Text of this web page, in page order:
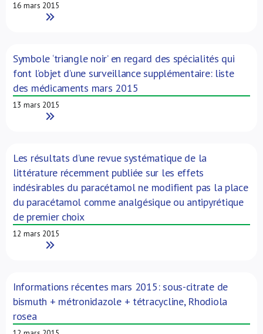
16 mars 2015
Read More
Symbole ‘triangle noir’ en regard des spécialités qui
font l’objet d’une surveillance supplémentaire: liste
des médicaments mars 2015
13 mars 2015
Read More
Les résultats d’une revue systématique de la
littérature récemment publiée sur les effets
indésirables du paracétamol ne modifient pas la place
du paracétamol comme analgésique ou antipyrétique
de premier choix
12 mars 2015
Read More
Informations récentes mars 2015: sous-citrate de
bismuth + métronidazole + tétracycline, Rhodiola
rosea